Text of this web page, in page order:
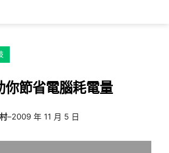
節省電腦耗電量
–2009 年 11 月 5 日